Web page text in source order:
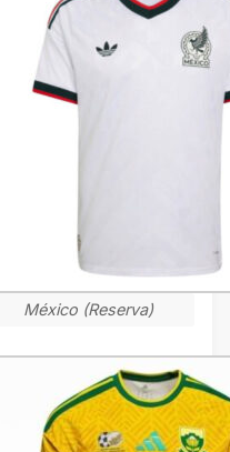
México (Reserva)